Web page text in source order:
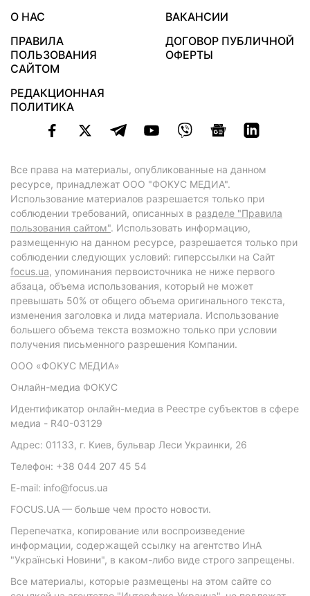
О НАС
ВАКАНСИИ
ПРАВИЛА
ПОЛЬЗОВАНИЯ
САЙТОМ
ДОГОВОР ПУБЛИЧНОЙ
ОФЕРТЫ
РЕДАКЦИОННАЯ
ПОЛИТИКА
Все права на материалы, опубликованные на данном
ресурсе, принадлежат ООО "ФОКУС МЕДИА".
Использование материалов разрешается только при
соблюдении требований, описанных в разделе "Правила
пользования сайтом". Использовать информацию,
размещенную на данном ресурсе, разрешается только при
соблюдении следующих условий: гиперссылки на Сайт
focus.ua, упоминания первоисточника не ниже первого
абзаца, объема использования, который не может
превышать 50% от общего объема оригинального текста,
изменения заголовка и лида материала. Использование
большего объема текста возможно только при условии
получения письменного разрешения Компании.
ООО «ФОКУС МЕДИА»
Онлайн-медиа ФОКУС
Идентификатор онлайн-медиа в Реестре субъектов в сфере
медиа - R40-03129
Адрес: 01133, г. Киев, бульвар Леси Украинки, 26
Телефон: +38 044 207 45 54
E-mail: info@focus.ua
FOCUS.UA — больше чем просто новости.
Перепечатка, копирование или воспроизведение
информации, содержащей ссылку на агентство ИнА
"Українські Новини", в каком-либо виде строго запрещены.
Все материалы, которые размещены на этом сайте со